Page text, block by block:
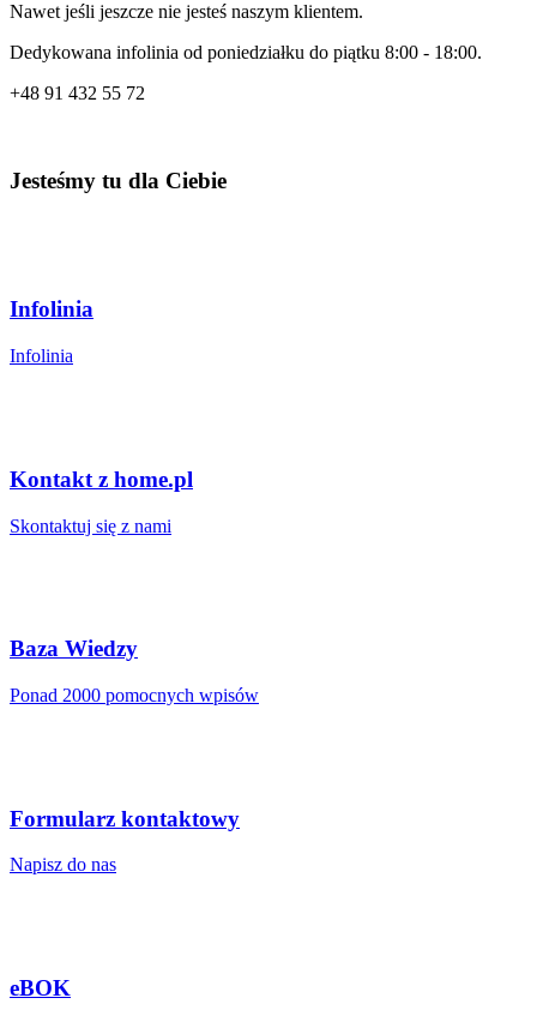
Nawet jeśli jeszcze nie jesteś naszym klientem.
Dedykowana infolinia od poniedziałku do piątku 8:00 - 18:00.
+48 91 432 55 72
Jesteśmy tu dla Ciebie
Infolinia
Infolinia
Kontakt z home.pl
Skontaktuj się z nami
Baza Wiedzy
Ponad 2000 pomocnych wpisów
Formularz kontaktowy
Napisz do nas
eBOK